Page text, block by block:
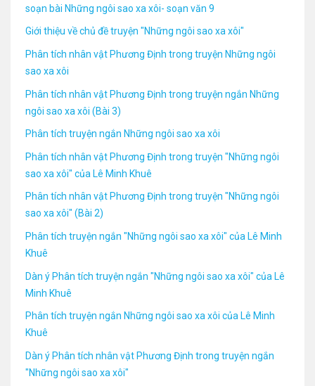
soạn bài Những ngôi sao xa xôi- soạn văn 9
Giới thiệu về chủ đề truyện "Những ngôi sao xa xôi"
Phân tích nhân vật Phương Định trong truyện Những ngôi
sao xa xôi
Phân tích nhân vật Phương Định trong truyện ngắn Những
ngôi sao xa xôi (Bài 3)
Phân tích truyện ngắn Những ngôi sao xa xôi
Phân tích nhân vật Phương Định trong truyện "Những ngôi
sao xa xôi" của Lê Minh Khuê
Phân tích nhân vật Phương Định trong truyện "Những ngôi
sao xa xôi" (Bài 2)
Phân tích truyện ngắn "Những ngôi sao xa xôi" của Lê Minh
Khuê
Dàn ý Phân tích truyện ngắn "Những ngôi sao xa xôi" của Lê
Minh Khuê
Phân tích truyện ngắn Những ngôi sao xa xôi của Lê Minh
Khuê
Dàn ý Phân tích nhân vật Phương Định trong truyện ngắn
"Những ngôi sao xa xôi"